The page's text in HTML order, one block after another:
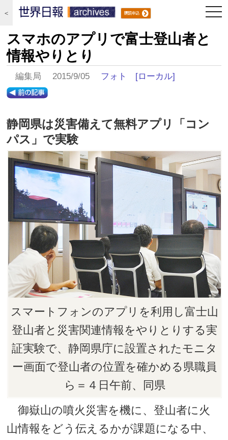
＜
スマホのアプリで富士登山者と
情報やりとり
編集局 2015/9/05 フォト [ローカル]
静岡県は災害備えて無料アプリ「コン
パス」で実験
スマートフォンのアプリを利用し富士山
登山者と災害関連情報をやりとりする実
証実験で、静岡県庁に設置されたモニタ
ー画面で登山者の位置を確かめる県職員
ら＝４日午前、同県
御嶽山の噴火災害を機に、登山者に火
山情報をどう伝えるかが課題になる中、